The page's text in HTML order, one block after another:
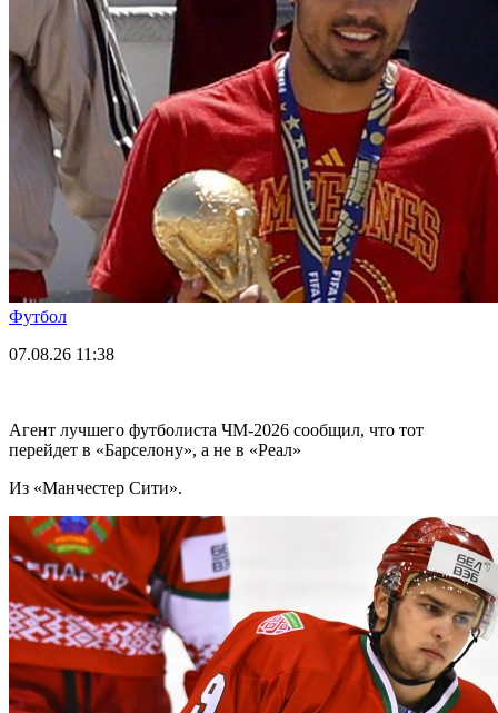
Футбол
07.08.26 11:38
Агент лучшего футболиста ЧМ-2026 cообщил, что тот
перейдет в «Барселону», а не в «Реал»
Из «Манчестер Сити».